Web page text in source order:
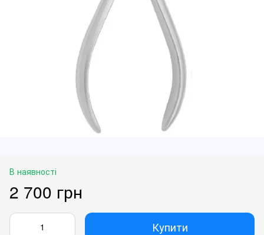
В наявності
2 700 грн
Купити